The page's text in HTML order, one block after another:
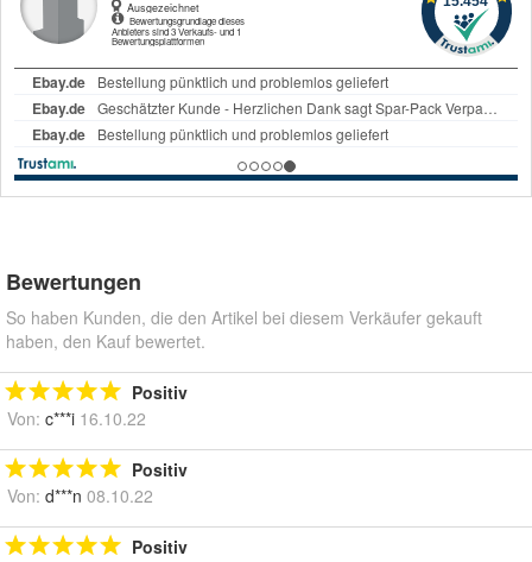
Bewertungen
So haben Kunden, die den Artikel bei diesem Verkäufer gekauft
haben, den Kauf bewertet.
Positiv
Von: c***i 16.10.22
Positiv
Von: d***n 08.10.22
Positiv